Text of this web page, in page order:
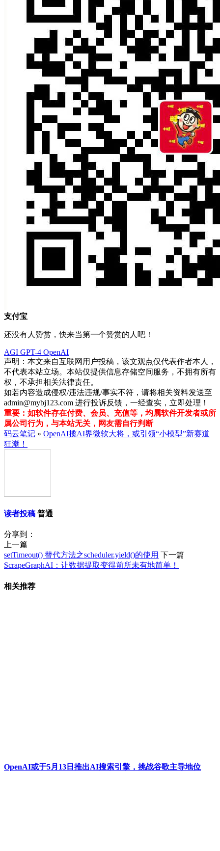
支付宝
还没有人赞赏，快来当第一个赞赏的人吧！
AGI GPT-4 OpenAI
声明：本文来自互联网用户投稿，该文观点仅代表作者本人，
不代表本站立场。本站仅提供信息存储空间服务，不拥有所有
权，不承担相关法律责任。
如若内容造成侵权/违法违规/事实不符，请将相关资料发送至
admin@mybj123.com 进行投诉反馈，一经查实，立即处理！
重要：如软件存在付费、会员、充值等，均属软件开发者或所
属公司行为，与本站无关，网友需自行判断
码云笔记 » OpenAI揽AI界微软大将，或引领“小模型”新赛道
狂潮！
读者投稿 普通
分享到：
上一篇
setTimeout() 替代方法之scheduler.yield()的使用 下一篇
ScrapeGraphAI：让数据提取变得前所未有地简单！
相关推荐
OpenAI或于5月13日推出AI搜索引擎，挑战谷歌主导地位